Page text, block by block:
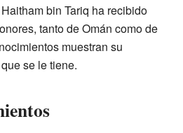
bin Tariq ha recibido
tanto de Omán como de
muestran su
se le tiene.